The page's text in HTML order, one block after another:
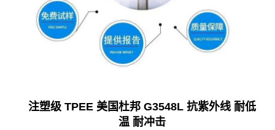
注塑级 TPEE 美国杜邦 G3548L 抗紫外线 耐低
温 耐冲击